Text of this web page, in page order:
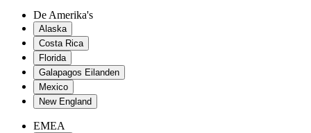
De Amerika's
Alaska
Costa Rica
Florida
Galapagos Eilanden
Mexico
New England
EMEA